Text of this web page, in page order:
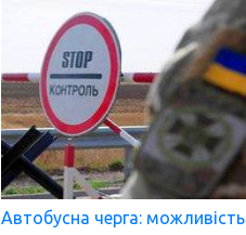
Автобусна черга: можливість